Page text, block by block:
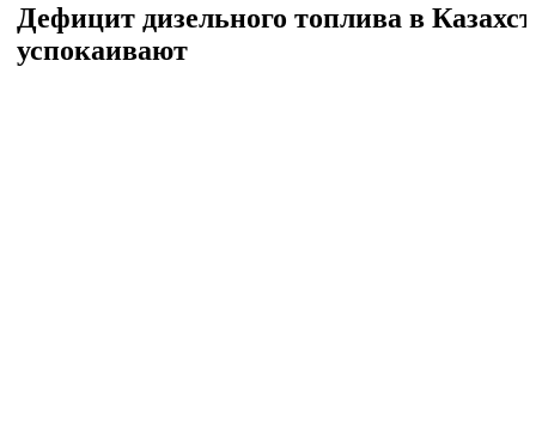
Дефицит дизельного топлива в
успокаивают